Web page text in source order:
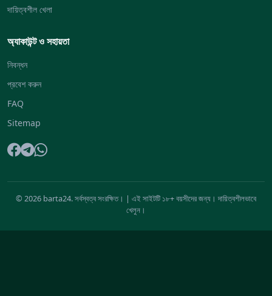
দায়িত্বশীল খেলা
অ্যাকাউন্ট ও সহায়তা
নিবন্ধন
প্রবেশ করুন
FAQ
Sitemap
© 2026 barta24. সর্বস্বত্ব সংরক্ষিত। | এই সাইটটি ১৮+ বয়সীদের জন্য। দায়িত্বশীলভাবে
খেলুন।